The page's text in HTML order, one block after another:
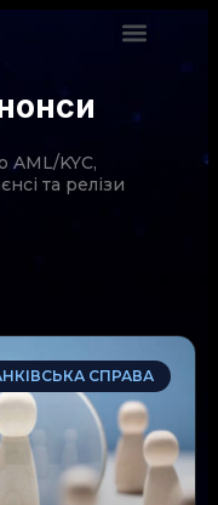
AML/KYC,
та релізи
СПРАВА